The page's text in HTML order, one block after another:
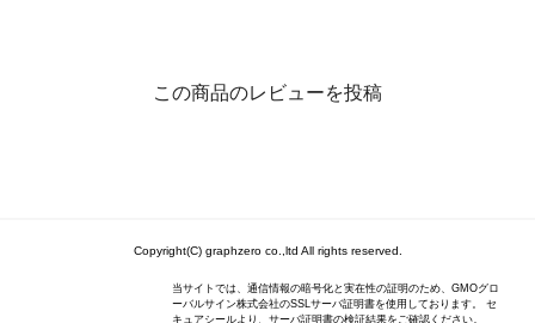
この商品のレビューを投稿
Copyright(C) graphzero co.,ltd All rights reserved.
当サイトでは、通信情報の暗号化と実在性の証明のため、GMOグロ
ーバルサイン株式会社のSSLサーバ証明書を使用しております。 セ
キュアシールより、サーバ証明書の検証結果をご確認ください。